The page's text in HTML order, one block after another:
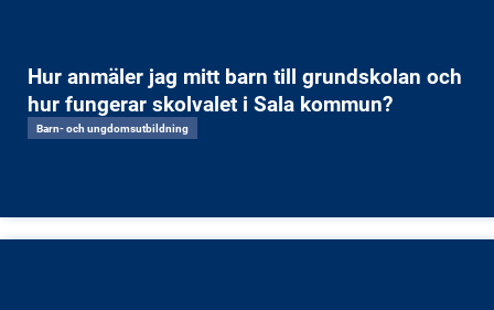
Hur anmäler jag mitt barn till grundskolan och
hur fungerar skolvalet i Sala kommun?
Barn- och ungdomsutbildning